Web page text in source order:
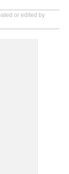
or edited by